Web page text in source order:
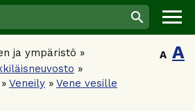
ja ympäristö »
»
» Veneily » Vene vesille
A A